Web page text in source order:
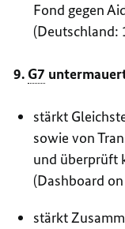
Fond gegen
(Deutschland:
9. G7
stärkt
sowie von
und überprüft
(Dashboard
stärkt